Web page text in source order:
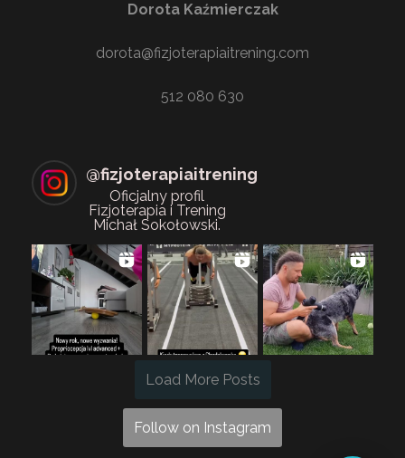
Dorota Kaźmierczak
dorota@fizjoterapiaitrening.com
512 080 630
@fizjoterapiaitrening
Oficjalny profil
Fizjoterapia i Trening
Michał Sokołowski.
Load More Posts
Follow on Instagram